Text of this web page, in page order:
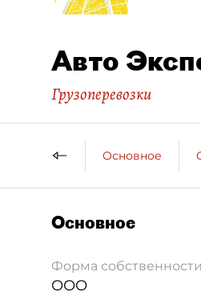
Авто
Грузоперевозки
Основное
Основное
Форма собственности
ООО